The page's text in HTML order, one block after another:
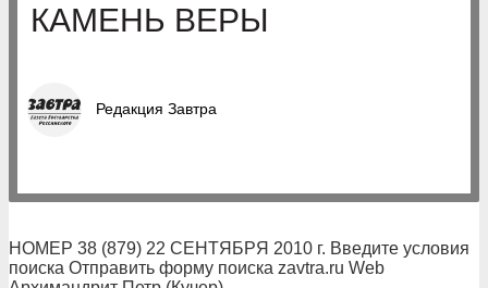
КАМЕНЬ ВЕРЫ
Редакция Завтра
НОМЕР 38 (879) 22 СЕНТЯБРЯ 2010 г. Введите условия
поиска Отправить форму поиска zavtra.ru Web